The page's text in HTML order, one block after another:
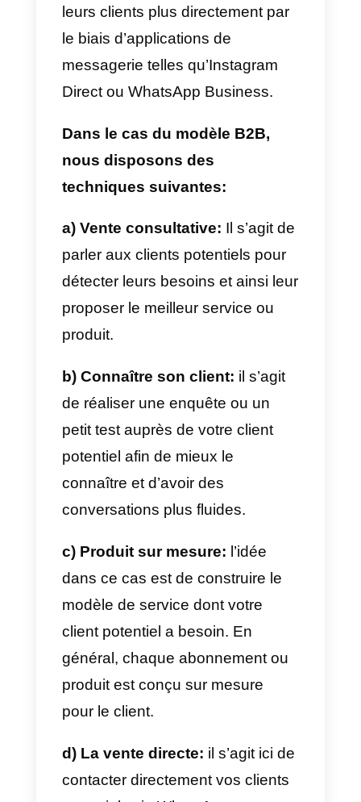
modèle B2B est sans doute le
plus rentable des deux. Mais il y
des exceptions, comme les
Il faut garder à l’esprit que les
deux modèles économiques ont
leurs propres besoins et sont
le cas du B2C, les promotions,
très appréciés. Le B2B, quant à
lui, valorise la qualité, la stabilité,
l’efficacité et, en général, les
aspects durables du produit ou
service acheté.
On peut dire que le B2C a plus
poids émotionnel. Alors que le
B2B suit une ligne plus
rationnelle.
n’a pas les mêmes objectifs ni les
mêmes besoins que celui qui